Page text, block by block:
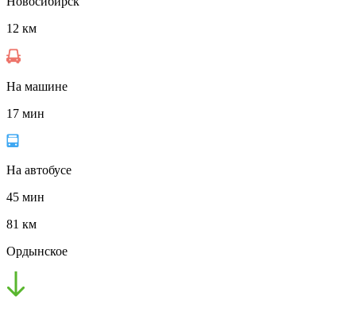
12 км
На машине
17 мин
На автобусе
45 мин
81 км
Ордынское